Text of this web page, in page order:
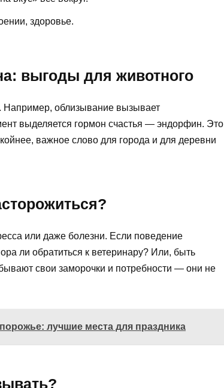
здоровье.
выгоды для животного
Например, облизывание вызывает
выделяется гормон счастья — эндорфин. Это
важное слово для города и для деревни
или даже болезни. Если поведение
ли обратиться к ветеринару? Или, быть
свои заморочки и потребности — они не
лучшие места для праздника